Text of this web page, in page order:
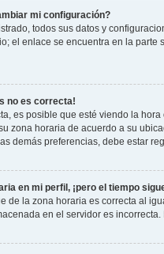
mi configuración?
todos sus datos y
el enlace se encuentra en la
no es correcta!
es posible que esté viendo la
zona horaria de acuerdo a su
demás preferencias, debe estar
en mi perfil, ¡pero el tiempo
de la zona horaria es correcta al
en el servidor es